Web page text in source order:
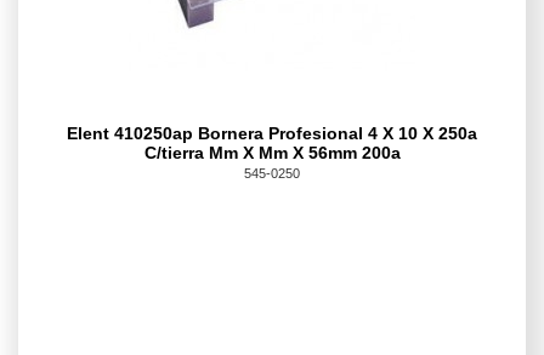
Elent 410250ap Bornera Profesional 4 X 10 X 250a
C/tierra Mm X Mm X 56mm 200a
545-0250